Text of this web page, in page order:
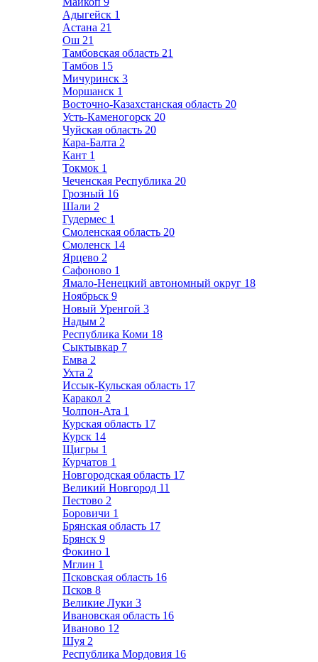
Адыгейск 1
Астана 21
Ош 21
Тамбовская область 21
Тамбов 15
Мичуринск 3
Моршанск 1
Восточно-Казахстанская область 20
Усть-Каменогорск 20
Чуйская область 20
Кара-Балта 2
Кант 1
Токмок 1
Чеченская Республика 20
Грозный 16
Шали 2
Гудермес 1
Смоленская область 20
Смоленск 14
Ярцево 2
Сафоново 1
Ямало-Ненецкий автономный округ 18
Ноябрьск 9
Новый Уренгой 3
Надым 2
Республика Коми 18
Сыктывкар 7
Емва 2
Ухта 2
Иссык-Кульская область 17
Каракол 2
Чолпон-Ата 1
Курская область 17
Курск 14
Щигры 1
Курчатов 1
Новгородская область 17
Великий Новгород 11
Пестово 2
Боровичи 1
Брянская область 17
Брянск 9
Фокино 1
Мглин 1
Псковская область 16
Псков 8
Великие Луки 3
Ивановская область 16
Иваново 12
Шуя 2
Республика Мордовия 16